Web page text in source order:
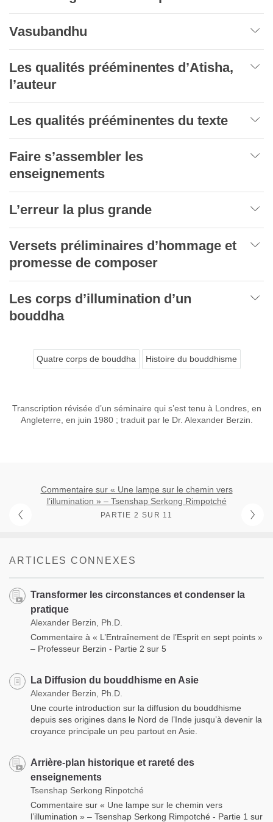
Vasubandhu
Les qualités prééminentes d’Atisha,
l’auteur
Les qualités prééminentes du texte
Faire s’assembler les
enseignements
L’erreur la plus grande
Versets préliminaires d’hommage et
promesse de composer
Les corps d’illumination d’un
bouddha
Quatre corps de bouddha Histoire du bouddhisme
Transcription révisée d’un séminaire qui s’est tenu à Londres, en
Angleterre, en juin 1980 ; traduit par le Dr. Alexander Berzin.
Commentaire sur « Une lampe sur le chemin vers
l’illumination » – Tsenshap Serkong Rimpotché
PARTIE 2 SUR 11
ARTICLES CONNEXES
Transformer les circonstances et condenser la
pratique
Alexander Berzin, Ph.D.
Commentaire à « L’Entraînement de l’Esprit en sept points »
– Professeur Berzin - Partie 2 sur 5
La Diffusion du bouddhisme en Asie
Alexander Berzin, Ph.D.
Une courte introduction sur la diffusion du bouddhisme
depuis ses origines dans le Nord de l’Inde jusqu’à devenir la
croyance principale un peu partout en Asie.
Arrière-plan historique et rareté des
enseignements
Tsenshap Serkong Rinpotché
Commentaire sur « Une lampe sur le chemin vers
l’illumination » – Tsenshap Serkong Rimpotché - Partie 1 sur